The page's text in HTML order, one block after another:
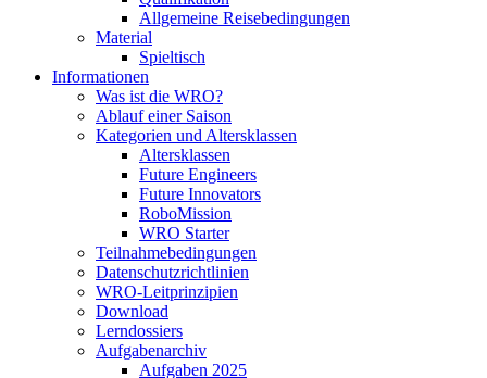
Allgemeine Reisebedingungen
Material
Spieltisch
Informationen
Was ist die WRO?
Ablauf einer Saison
Kategorien und Altersklassen
Altersklassen
Future Engineers
Future Innovators
RoboMission
WRO Starter
Teilnahmebedingungen
Datenschutzrichtlinien
WRO-Leitprinzipien
Download
Lerndossiers
Aufgabenarchiv
Aufgaben 2025